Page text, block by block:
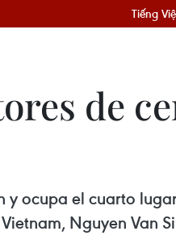
Tiếng
de
y ocupa el cuarto
Nguyen Van